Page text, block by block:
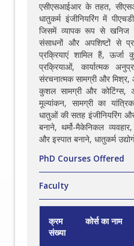
एसीएसआईआर के तहत,
धातुकर्म इंजीनियरिंग में
जिसमें व्यापक रूप से खनिज
संसाधनों और अपशिष्टों से
प्रक्रियाएं शामिल हैं,
प्रक्रियाओं, कार्यात्मक
संरचनात्मक सामग्री और मिश्र,
कुशल सामग्री और कोटिंग्स,
मूल्यांकन, सामग्री का
धातुओं की सतह इंजीनियरिंग
बनाने, थर्मो-मैकेनिकल
और इस्पात बनाने, धातुकर्म
PhD Courses Offered
Faculty
क्रम
संख्या
कोर्स का नाम